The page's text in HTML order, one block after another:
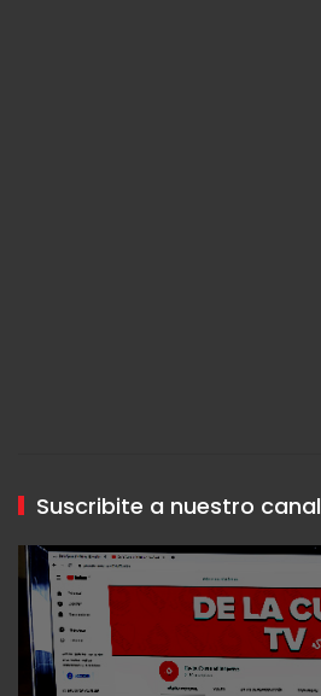
Suscribite a nuestro canal